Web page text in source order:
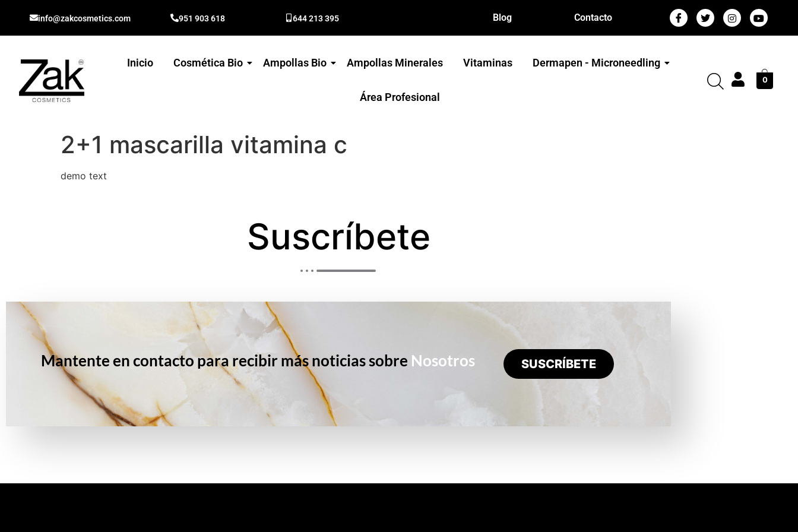
info@zakcosmetics.com 951 903 618 644 213 395 Blog Contacto
Inicio Cosmética Bio Ampollas Bio Ampollas Minerales Vitaminas Dermapen - Microneedling
Área Profesional
0
2+1 mascarilla vitamina c
demo text
Suscríbete
Mantente en contacto para recibir más noticias sobre Nosotros SUSCRÍBETE